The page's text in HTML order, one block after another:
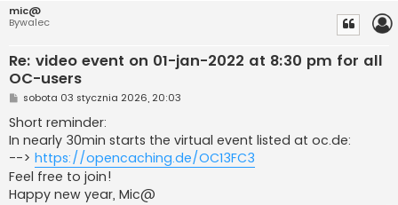
mic@
Bywalec
Re: video event on 01-jan-2022 at 8:30 pm for all
OC-users
P
s
t
sobota 03 stycznia 2026, 20:03
Short reminder:
In nearly 30min starts the virtual event listed at oc.de:
--> https://opencaching.de/OC13FC3
Feel free to join!
Happy new year, Mic@